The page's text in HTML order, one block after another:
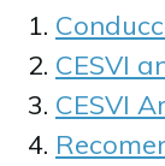
CESVI
CESVI